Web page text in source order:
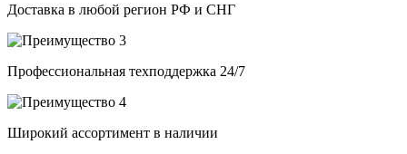
Доставка в любой регион РФ и СНГ
Профессиональная техподдержка 24/7
Широкий ассортимент в наличии